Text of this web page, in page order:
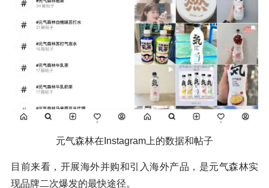
元气森林在Instagram上的数据和帖子
目前来看，开展海外并购和引入海外产品，是元气森林实
现品牌二次爆发的最快途径。